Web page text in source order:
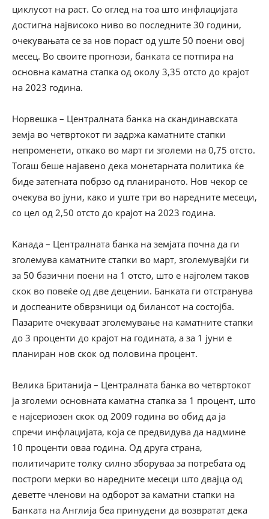
циклусот на раст. Со оглед на тоа што инфлацијата
достигна највисоко ниво во последните 30 години,
очекувањата се за нов пораст од уште 50 поени овој
месец. Во своите прогнози, банката се потпира на
основна каматна стапка од околу 3,35 отсто до крајот
на 2023 година.
Норвешка – Централната банка на скандинавската
земја во четвртокот ги задржа каматните стапки
непроменети, откако во март ги зголеми на 0,75 отсто.
Тогаш беше најавено дека монетарната политика ќе
биде затегната побрзо од планираното. Нов чекор се
очекува во јуни, како и уште три во наредните месеци,
со цел од 2,50 отсто до крајот на 2023 година.
Канада – Централната банка на земјата почна да ги
зголемува каматните стапки во март, зголемувајќи ги
за 50 базични поени на 1 отсто, што е најголем таков
скок во повеќе од две децении. Банката ги отстранува
и доспеаните обврзници од билансот на состојба.
Пазарите очекуваат зголемување на каматните стапки
до 3 проценти до крајот на годината, а за 1 јуни е
планиран нов скок од половина процент.
Велика Британија – Централната банка во четвртокот
ја зголеми основната каматна стапка за 1 процент, што
е најсериозен скок од 2009 година во обид да ја
спречи инфлацијата, која се предвидува да надмине
10 проценти оваа година. Од друга страна,
политичарите толку силно зборуваа за потребата од
построги мерки во наредните месеци што двајца од
деветте членови на одборот за каматни стапки на
Банката на Англија беа принудени да возвратат дека